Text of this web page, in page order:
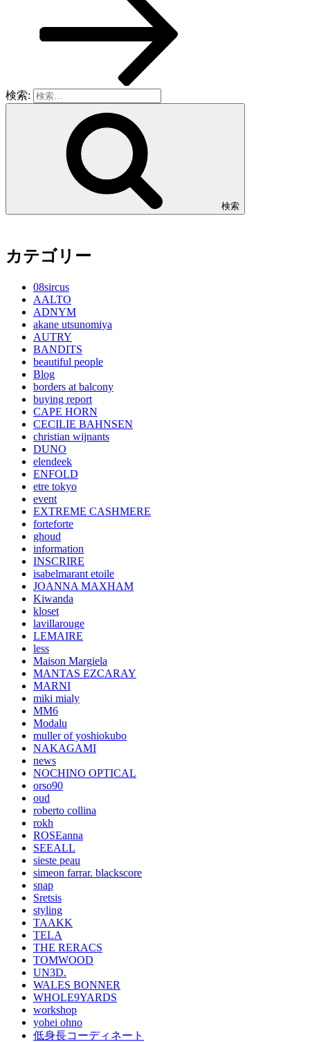
検索:
検索
カテゴリー
08sircus
AALTO
ADNYM
akane utsunomiya
AUTRY
BANDITS
beautiful people
Blog
borders at balcony
buying report
CAPE HORN
CECILIE BAHNSEN
christian wijnants
DUNO
elendeek
ENFOLD
etre tokyo
event
EXTREME CASHMERE
forteforte
ghoud
information
INSCRIRE
isabelmarant etoile
JOANNA MAXHAM
Kiwanda
kloset
lavillarouge
LEMAIRE
less
Maison Margiela
MANTAS EZCARAY
MARNI
miki mialy
MM6
Modalu
muller of yoshiokubo
NAKAGAMI
news
NOCHINO OPTICAL
orso90
oud
roberto collina
rokh
ROSEanna
SEEALL
sieste peau
simeon farrar. blackscore
snap
Sretsis
styling
TAAKK
TELA
THE RERACS
TOMWOOD
UN3D.
WALES BONNER
WHOLE9YARDS
workshop
yohei ohno
低身長コーディネート